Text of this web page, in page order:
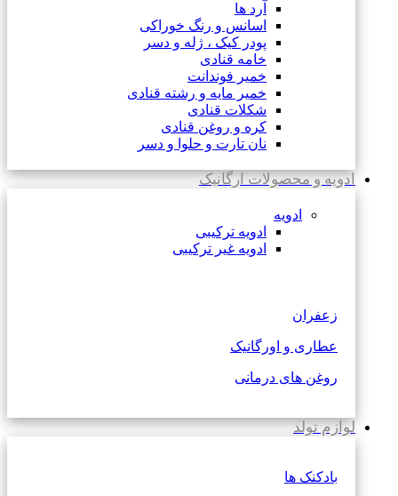
آرد ها
اسانس و رنگ خوراکی
پودر کیک ، ژله و دسر
خامه قنادی
خمیر فوندانت
خمیر مایه و رشته قنادی
شکلات قنادی
کره و روغن قنادی
نان تارت و حلوا و دسر
ادویه و محصولات ارگانیک
ادویه
ادویه ترکیبی
ادویه غیر ترکیبی
زعفران
عطاری و اورگانیک
روغن های درمانی
لوازم تولد
بادکنک ها